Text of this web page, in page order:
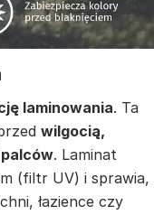
laminowania. Ta
wilgocią,
. Laminat
(filtr UV) i sprawia,
łazience czy